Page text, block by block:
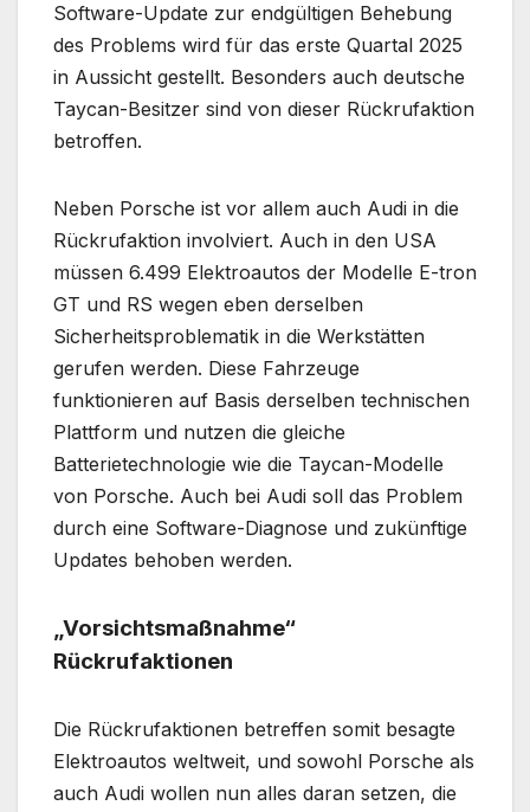
Software-Update zur endgültigen Behebung
des Problems wird für das erste Quartal 2025
in Aussicht gestellt. Besonders auch deutsche
Taycan-Besitzer sind von dieser Rückrufaktion
betroffen.
Neben Porsche ist vor allem auch Audi in die
Rückrufaktion involviert. Auch in den USA
müssen 6.499 Elektroautos der Modelle E-tron
GT und RS wegen eben derselben
Sicherheitsproblematik in die Werkstätten
gerufen werden. Diese Fahrzeuge
funktionieren auf Basis derselben technischen
Plattform und nutzen die gleiche
Batterietechnologie wie die Taycan-Modelle
von Porsche. Auch bei Audi soll das Problem
durch eine Software-Diagnose und zukünftige
Updates behoben werden.
„Vorsichtsmaßnahme“
Rückrufaktionen
Die Rückrufaktionen betreffen somit besagte
Elektroautos weltweit, und sowohl Porsche als
auch Audi wollen nun alles daran setzen, die